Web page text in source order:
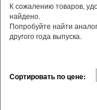
К сожалению товаров,
найдено.
Попробуйте найти
другого года выпуска.
Сортировать по цене: